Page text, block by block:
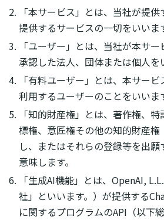
「本サービス」とは、当社が提
提供するサービスの一切をいいま
「ユーザー」とは、当社が本サ
承認した法人、団体または個人を
「有料ユーザー」とは、本サー
利用するユーザーのことをいいま
「知的財産権」とは、著作権、
標権、意匠権その他の知的財産
し、またはそれらの登録等を出
意味します。
「生成AI機能」とは、OpenAI,
社」といいます。）が提供する
に関するプログラムのAPI（以下